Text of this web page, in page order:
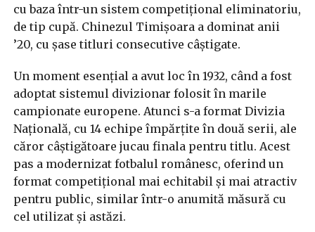
cu baza într-un sistem competițional eliminatoriu,
de tip cupă. Chinezul Timișoara a dominat anii
’20, cu șase titluri consecutive câștigate.
Un moment esențial a avut loc în 1932, când a fost
adoptat sistemul divizionar folosit în marile
campionate europene. Atunci s-a format Divizia
Națională, cu 14 echipe împărțite în două serii, ale
căror câștigătoare jucau finala pentru titlu. Acest
pas a modernizat fotbalul românesc, oferind un
format competițional mai echitabil și mai atractiv
pentru public, similar într-o anumită măsură cu
cel utilizat și astăzi.